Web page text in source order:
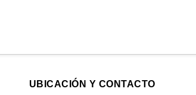
UBICACIÓN Y CONTACTO